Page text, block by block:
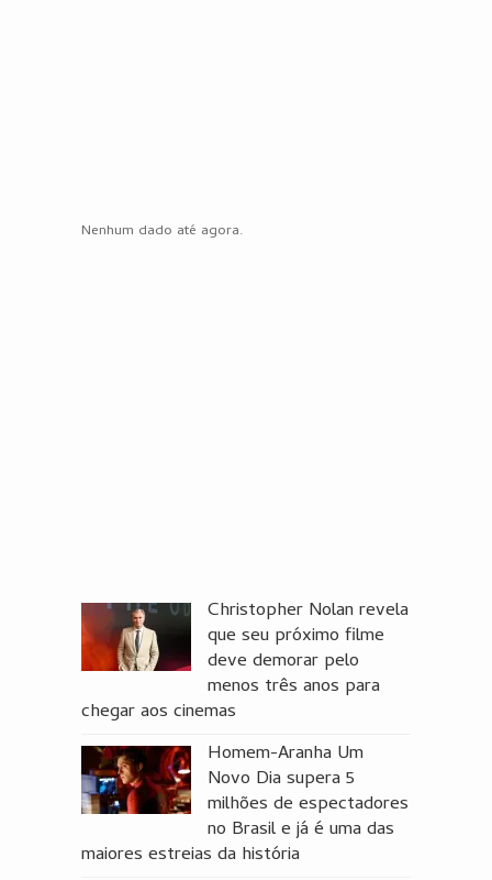
Nenhum dado até agora.
Christopher Nolan revela
que seu próximo filme
deve demorar pelo
menos três anos para
chegar aos cinemas
Homem-Aranha Um
Novo Dia supera 5
milhões de espectadores
no Brasil e já é uma das
maiores estreias da história